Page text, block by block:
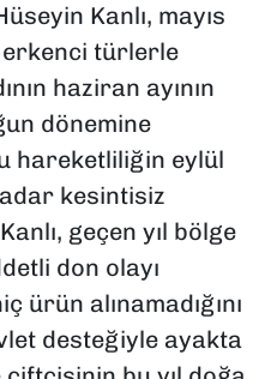
Kanlı, mayıs
erkenci türlerle
haziran ayının
dönemine
hareketliliğin eylül
kesintisiz
geçen yıl bölge
don olayı
ürün alınamadığını
desteğiyle ayakta